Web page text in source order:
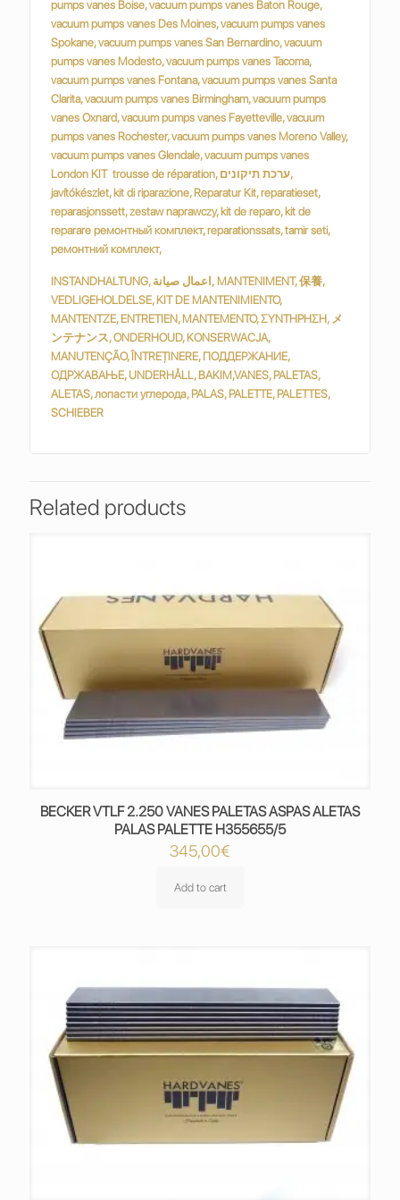
INSTANDHALTUNG, اعمال صيانة, MANTENIMENT, 保養,
VEDLIGEHOLDELSE, KIT DE MANTENIMIENTO,
MANTENTZE, ENTRETIEN, MANTEMENTO, ΣΥΝΤΗΡΗΣΗ, メ
ンテナンス, ONDERHOUD, KONSERWACJA,
MANUTENÇÃO, ÎNTREȚINERE, ПОДДЕРЖАНИЕ,
ОДРЖАВАЊЕ, UNDERHÅLL, BAKIM,VANES, PALETAS,
ALETAS, лопасти углерода, PALAS, PALETTE, PALETTES,
SCHIEBER
Related products
BECKER VTLF 2.250 VANES PALETAS ASPAS ALETAS
PALAS PALETTE H355655/5
345,00€
Add to cart